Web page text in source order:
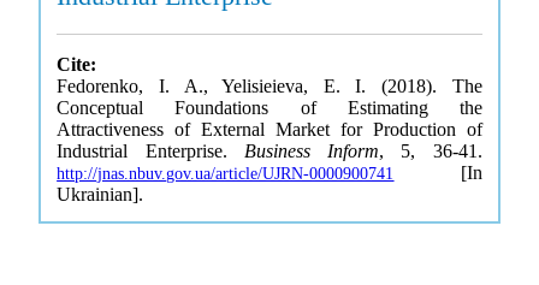
Cite:
Fedorenko, I. A., Yelisieieva, E. I. (2018). The
Conceptual Foundations of Estimating the
Attractiveness of External Market for Production of
Industrial Enterprise. Business Inform, 5, 36-41.
http://jnas.nbuv.gov.ua/article/UJRN-0000900741
[In
Ukrainian].